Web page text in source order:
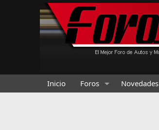
Inicio Foros Novedades